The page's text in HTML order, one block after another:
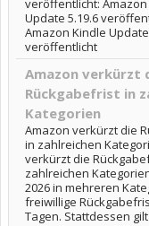
veröffentlicht: Amazon
Update 5.19.6
Amazon Kindle
veröffentlicht
Amazon verkürzt
Rückgabefrist in
Kategorien
Amazon verkürzt die
in zahlreichen
verkürzt die
zahlreichen
2026 in mehreren
freiwillige
Tagen. Stattdessen